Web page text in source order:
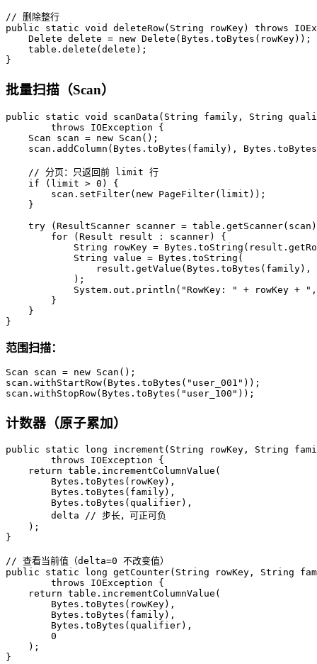
// 删除整行
public
static void deleteRow(String rowKey) throws
Delete delete = new Delete (Bytes.toBytes(rowKey));
    table.delete(delete);
}
批量扫描（Scan）
public static void scanData (String family, String
throws IOException {
Scan
scan = new Scan ();
scan.addColumn(Bytes.toBytes(family),
// 分页：只返回前 limit 行
if (limit > 0 ) {
        scan.setFilter(
new PageFilter(limit));
    }
try ( ResultScanner scanner =
for (Result result : scanner) {
String
rowKey =
String value = Bytes.toString(
result.getValue(Bytes.toBytes(family),
            );
            System.out.println(
"RowKey: " + rowKey +
        }
    }
}
范围扫描：
Scan scan = new Scan ();
scan.withStartRow(Bytes.toBytes( "user_001" ));
scan.withStopRow(Bytes.toBytes( "user_100" ));
计数器（原子累加）
public static long increment (String rowKey, String
throws IOException {
return table.incrementColumnValue(
        Bytes.toBytes(rowKey),
        Bytes.toBytes(family),
        Bytes.toBytes(qualifier),
        delta
// 步长，可正可负
    );
}
// 查看当前值（delta=0 不改变值）
public
static long getCounter(String rowKey, String
throws IOException {
return table.incrementColumnValue(
        Bytes.toBytes(rowKey),
        Bytes.toBytes(family),
        Bytes.toBytes(qualifier),
0
    );
}